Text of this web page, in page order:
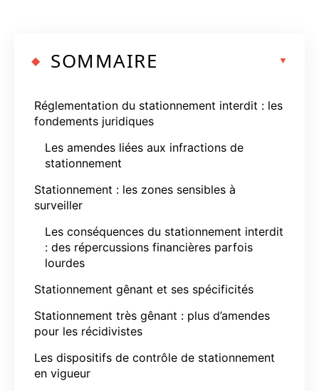
SOMMAIRE
Réglementation du stationnement interdit : les
fondements juridiques
Les amendes liées aux infractions de
stationnement
Stationnement : les zones sensibles à
surveiller
Les conséquences du stationnement interdit
: des répercussions financières parfois
lourdes
Stationnement gênant et ses spécificités
Stationnement très gênant : plus d’amendes
pour les récidivistes
Les dispositifs de contrôle de stationnement
en vigueur